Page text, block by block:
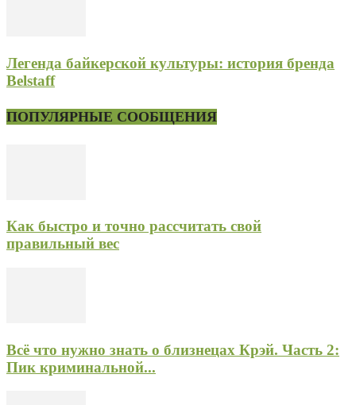
Легенда байкерской культуры: история бренда
Belstaff
ПОПУЛЯРНЫЕ СООБЩЕНИЯ
Как быстро и точно рассчитать свой
правильный вес
Всё что нужно знать о близнецах Крэй. Часть 2:
Пик криминальной...